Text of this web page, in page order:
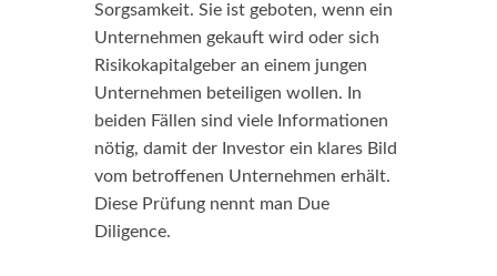
Sorgsamkeit. Sie ist geboten, wenn ein
Unternehmen gekauft wird oder sich
Risikokapitalgeber an einem jungen
Unternehmen beteiligen wollen. In
beiden Fällen sind viele Informationen
nötig, damit der Investor ein klares Bild
vom betroffenen Unternehmen erhält.
Diese Prüfung nennt man Due
Diligence.